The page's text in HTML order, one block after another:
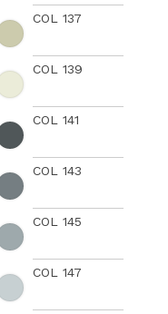
COL 137
COL 139
COL 141
COL 143
COL 145
COL 147